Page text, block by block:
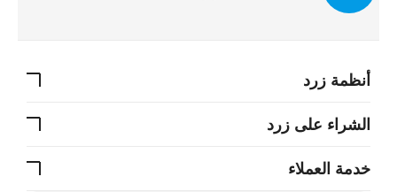
أنظمة زرد
الشراء على زرد
خدمة العملاء